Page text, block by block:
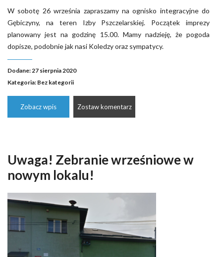
W sobotę 26 września zapraszamy na ognisko integracyjne do
Gębiczyny, na teren Izby Pszczelarskiej. Początek imprezy
planowany jest na godzinę 15.00. Mamy nadzieję, że pogoda
dopisze, podobnie jak nasi Koledzy oraz sympatycy.
Dodane: 27 sierpnia 2020
Kategoria: Bez kategorii
Zobacz wpis Zostaw komentarz
Uwaga! Zebranie wrześniowe w
nowym lokalu!